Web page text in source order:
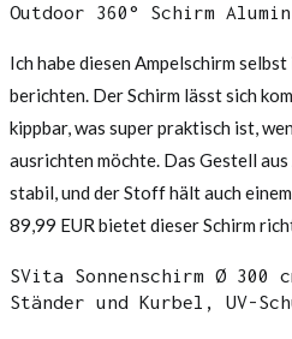
Outdoor 360° Schirm
Ich habe diesen Ampelschirm
berichten. Der Schirm lässt sich
kippbar, was super praktisch ist,
ausrichten möchte. Das Gestell
stabil, und der Stoff hält auch
89,99 EUR bietet dieser Schirm
SVita Sonnenschirm Ø 300
Ständer und Kurbel, UV-